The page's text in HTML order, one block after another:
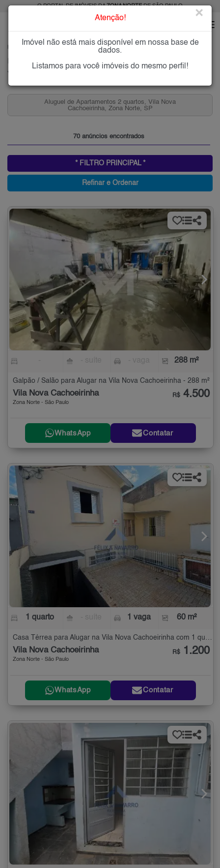
O PORTAL DE IMÓVEIS DAZONA NORTEDE SÃO PAULO
VILA NOVA CACHOEIRINHA
Vila Nova Cachoeirinha, Zona Norte
Aluguel de Apartamentos 2 quartos, Vila Nova
Cachoeirinha, Zona Norte, SP
70 anúncios encontrados
* FILTRO PRINCIPAL *
Refinar e Ordenar
288 m²
Galpão / Salão para Alugar na Vila Nova Cachoeirinha - 288 m²
Vila Nova Cachoeirinha
Zona Norte - São Paulo
R$ 4.500
WhatsApp Contatar
1 quarto 1 vaga 60 m²
Casa Térrea para Alugar na Vila Nova Cachoeirinha com 1 quarto - 60 m²
Vila Nova Cachoeirinha
Zona Norte - São Paulo
R$ 1.200
WhatsApp Contatar
Atenção! ×
Imóvel não está mais disponível em nossa base de
dados.
Listamos para você imóveis do mesmo perfil!